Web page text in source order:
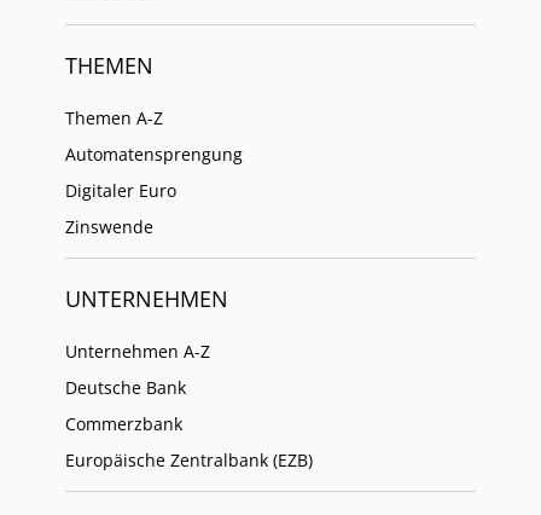
THEMEN
Themen A-Z
Automatensprengung
Digitaler Euro
Zinswende
UNTERNEHMEN
Unternehmen A-Z
Deutsche Bank
Commerzbank
Europäische Zentralbank (EZB)